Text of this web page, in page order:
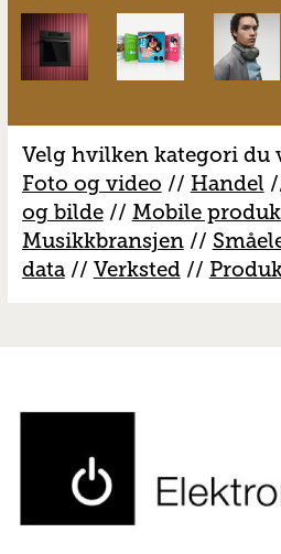
Velg hvilken kategori du
Foto og video // Handel
og bilde// Mobile
Musikkbransjen// S
data// Verksted //